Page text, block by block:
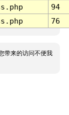
94
76
带来的访问不便我